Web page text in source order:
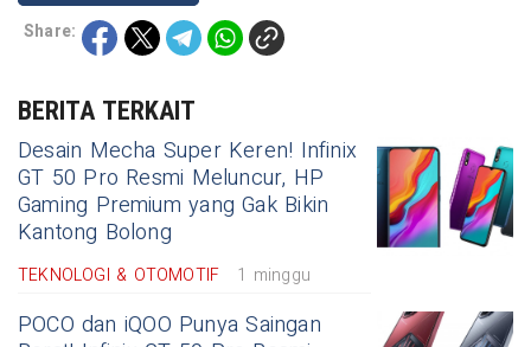
Share:
BERITA TERKAIT
Desain Mecha Super Keren! Infinix
GT 50 Pro Resmi Meluncur, HP
Gaming Premium yang Gak Bikin
Kantong Bolong
TEKNOLOGI & OTOMOTIF 1 minggu
POCO dan iQOO Punya Saingan